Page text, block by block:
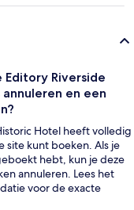
Editory Riverside
en een
Hotel heeft volledig
site kunt boeken. Als je
hebt, kun je deze
annuleren. Lees het
voor de exacte